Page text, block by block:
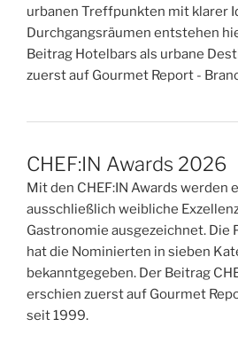
urbanen Treffpunkten mit klarer
Durchgangsräumen entstehen
Beitrag Hotelbars als urbane
zuerst auf Gourmet Report -
CHEF:IN Awards 2026
Mit den CHEF:IN Awards werden
ausschließlich weibliche
Gastronomie ausgezeichnet. Die
hat die Nominierten in sieben
bekanntgegeben. Der Beitrag
erschien zuerst auf Gourmet
seit 1999.